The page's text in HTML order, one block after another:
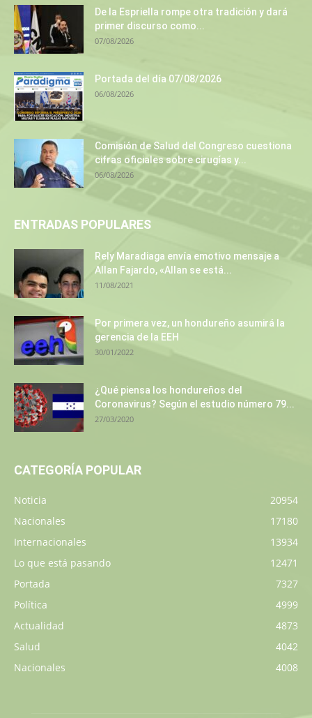
De la Espriella rompe otra tradición y dará
primer discurso como...
07/08/2026
Portada del día 07/08/2026
06/08/2026
Comisión de Salud del Congreso cuestiona
cifras oficiales sobre cirugías y...
06/08/2026
ENTRADAS POPULARES
Rely Maradiaga envía emotivo mensaje a
Allan Fajardo, «Allan se está...
11/08/2021
Por primera vez, un hondureño asumirá la
gerencia de la EEH
30/01/2022
¿Qué piensa los hondureños del
Coronavirus? Según el estudio número 79...
27/03/2020
CATEGORÍA POPULAR
Noticia
20954
Nacionales
17180
Internacionales
13934
Lo que está pasando
12471
Portada
7327
Política
4999
Actualidad
4873
Salud
4042
Nacionales
4008